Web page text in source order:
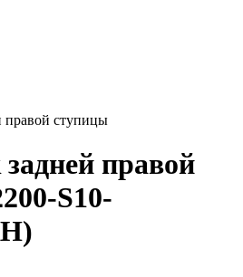
ступицы
правой
S10-